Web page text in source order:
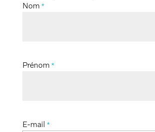
Nom *
Prénom *
E-mail *